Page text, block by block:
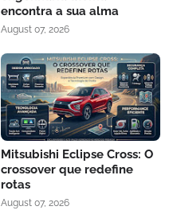
encontra a sua alma
August 07, 2026
Mitsubishi Eclipse Cross: O
crossover que redefine
rotas
August 07, 2026